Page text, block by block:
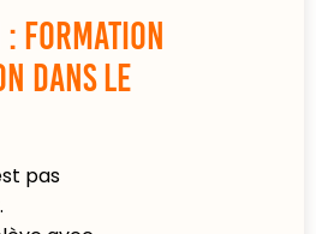
: formation
dans le
pas